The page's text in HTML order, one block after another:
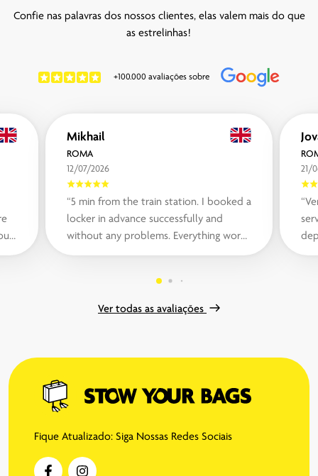
Confie nas palavras dos nossos clientes, elas valem mais do que
as estrelinhas!
+100.000 avaliações sobre
Mikhail
ROMA
12/07/2026
“5 min from the train station. I booked a
locker in advance successfully and
without any problems. Everything works
fast and flawless. Prices are also...“
21/
Ver todas as avaliações
Fique Atualizado: Siga Nossas Redes Sociais